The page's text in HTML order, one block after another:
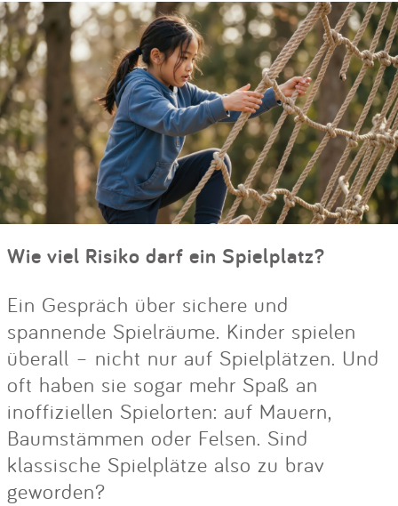
Wie viel Risiko darf ein Spielplatz?
Ein Gespräch über sichere und
spannende Spielräume. Kinder spielen
überall – nicht nur auf Spielplätzen. Und
oft haben sie sogar mehr Spaß an
inoffiziellen Spielorten: auf Mauern,
Baumstämmen oder Felsen. Sind
klassische Spielplätze also zu brav
geworden?